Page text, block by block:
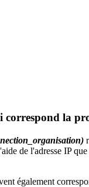
correspond la
de l'adresse IP
également